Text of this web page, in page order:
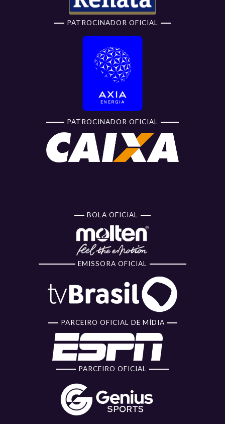
PATROCINADOR OFICIAL
PATROCINADOR OFICIAL
BOLA OFICIAL
EMISSORA OFICIAL
PARCEIRO OFICIAL DE MÍDIA
PARCEIRO OFICIAL